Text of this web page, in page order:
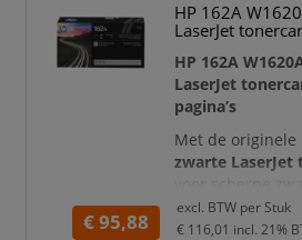
multifunctionals
zakelijke
continuïteit,
afdrukkwaliteit
HP 162A
LaserJet
HP 162A
LaserJet
pagina’s
Met de originele
zwarte
voor scherpe
betrouwbare
professionele
€ 95,88
excl. BTW per Stuk
€ 116,01 incl. 21%